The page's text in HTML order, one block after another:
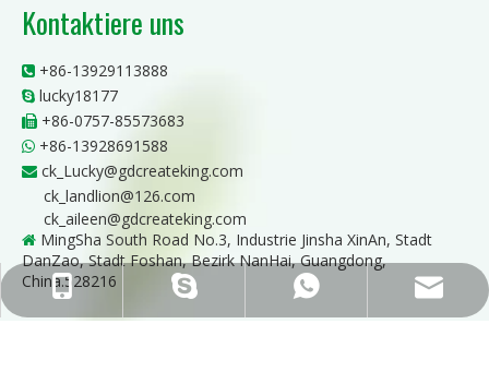
+86-13929113888
+86-13928691588
ck_Lucky@gdcreateking.com
Kontaktiere uns
 +86-13929113888
 lucky18177
 +86-0757-85573683
 +86-13928691588
 ck_Lucky@gdcreateking.com
ck_landlion@126.com
ck_aileen@gdcreateking.com
 MingSha South Road No.3, Industrie Jinsha XinAn, Stadt
DanZao, Stadt Foshan, Bezirk NanHai, Guangdong,
China.528216